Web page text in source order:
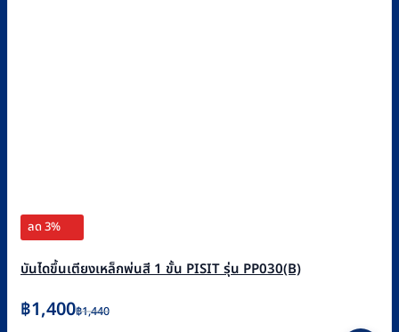
ลด 3%
บันไดขึ้นเตียงเหล็กพ่นสี 1 ขั้น PISIT รุ่น PP030(B)
฿1,440
Original
฿1,400
Current